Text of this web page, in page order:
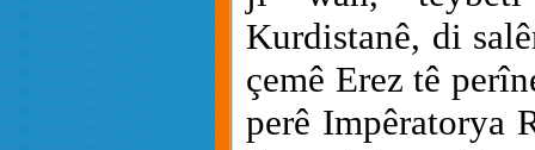
Kurdistanê, di
çemê Erez tê
perê Impêratorya